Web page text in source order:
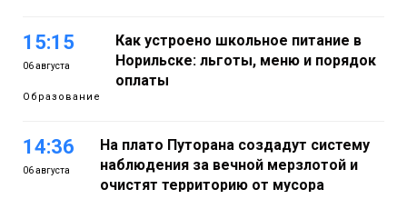
15:15
06 августа
Образование
Как устроено школьное питание в
Норильске: льготы, меню и порядок
оплаты
14:36
06 августа
На плато Путорана создадут систему
наблюдения за вечной мерзлотой и
очистят территорию от мусора